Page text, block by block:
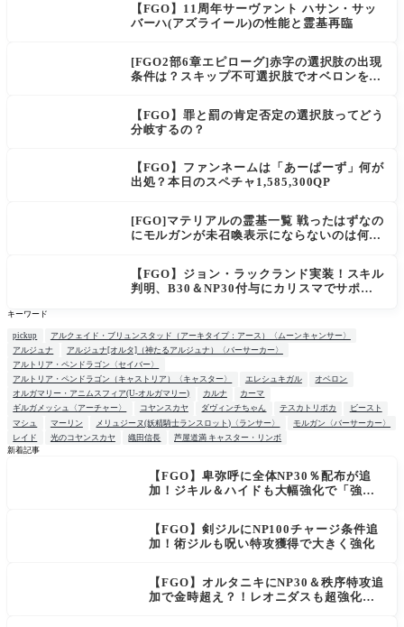
【FGO】11周年サーヴァント ハサン・サッ
バーハ(アズライール)の性能と霊基再臨
[FGO2部6章エピローグ]赤字の選択肢の出現
条件は？スキップ不可選択肢でオベロンを疑
【FGO】罪と罰の肯定否定の選択肢ってどう
分岐するの？
【FGO】ファンネームは「あーぱーず」何が
出処？本日のスペチャ1,585,300QP
[FGO]マテリアルの霊基一覧 戦ったはずなの
にモルガンが未召喚表示にならないのは何
【FGO】ジョン・ラックランド実装！スキル
判明、B30＆NP30付与にカリスマでサポ性
キーワード
pickup
アルクェイド・ブリュンスタッド（アーキタイプ：アース）〈ムーンキャンサー〉
アルジュナ
アルジュナ[オルタ]（神たるアルジュナ）〈バーサーカー〉
アルトリア・ペンドラゴン〈セイバー〉
アルトリア・ペンドラゴン（キャストリア）〈キャスター〉
エレシュキガル
オベロン
オルガマリー・アニムスフィア(U-オルガマリー)
カルナ
カーマ
ギルガメッシュ〈アーチャー〉
コヤンスカヤ ダヴィンチちゃん テスカトリポカ
ビースト
マシュ
マーリン メリュジーヌ(妖精騎士ランスロット)〈ランサー〉
モルガン〈バーサーカー〉
レイド
光のコヤンスカヤ 織田信長
芦屋道満 キャスター・リンボ
新着記事
【FGO】卑弥呼に全体NP30％配布が追
加！ジキル＆ハイドも大幅強化で「強す
【FGO】剣ジルにNP100チャージ条件追
加！術ジルも呪い特攻獲得で大きく強化
【FGO】オルタニキにNP30＆秩序特攻追
加で金時超え？！レオニダスも超強化で